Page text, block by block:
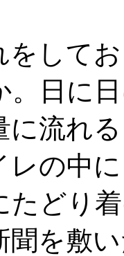
をして
。日に
に流れ
レの中
たどり
聞を敷